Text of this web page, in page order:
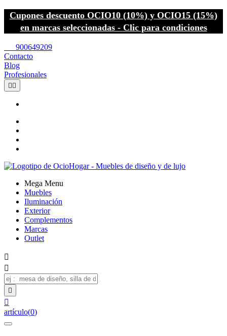
Cupones descuento OCIO10 (10%) y OCIO15 (15%)
en marcas seleccionadas - Clic para condiciones
900649209
Contacto
Blog
Profesionales
 
Mega Menu
Muebles
Iluminación
Exterior
Complementos
Marcas
Outlet




artículo(0)